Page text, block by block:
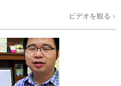
ビデオを観る